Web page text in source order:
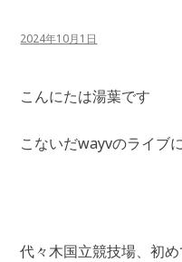
2024年10月1日
こんにたは湯葉です
こないだwayvのライブ
代々木国立競技場、初め